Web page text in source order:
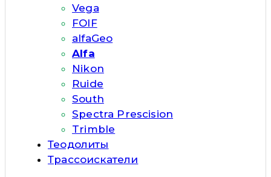
Vega
FOIF
alfaGeo
Alfa
Nikon
Ruide
South
Spectra Prescision
Trimble
Теодолиты
Трассоискатели